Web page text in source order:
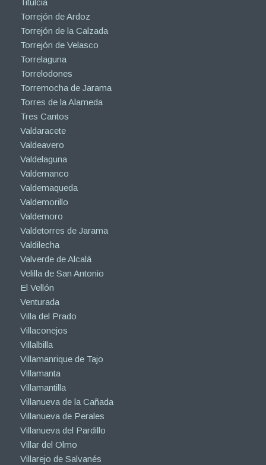
Torrejón de Ardoz
Torrejón de la Calzada
Torrejón de Velasco
Torrelaguna
Torrelodones
Torremocha de Jarama
Torres de la Alameda
Tres Cantos
Valdaracete
Valdeavero
Valdelaguna
Valdemanco
Valdemaqueda
Valdemorillo
Valdemoro
Valdetorres de Jarama
Valdilecha
Valverde de Alcalá
Velilla de San Antonio
El Vellón
Venturada
Villa del Prado
Villaconejos
Villalbilla
Villamanrique de Tajo
Villamanta
Villamantilla
Villanueva de la Cañada
Villanueva de Perales
Villanueva del Pardillo
Villar del Olmo
Villarejo de Salvanés